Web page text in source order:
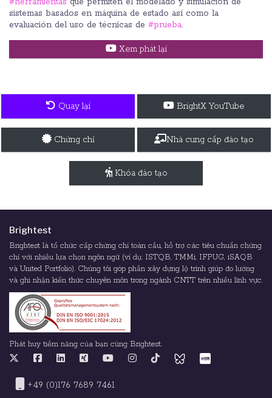
sistemas basados en máquina de estado así como la
evaluación del uso de técnicas de #prueba.
Xem phát lại
Quay lại BrightX YouTube
Chứng chỉ Nhà cung cấp đào tạo
Khóa đào tạo
Brightest
Brightest là tổ chức cấp chứng chỉ toàn cầu, hỗ trợ các tiêu chuẩn chứng
chỉ với nhiều lựa chọn ngôn ngữ (ví dụ: ISTQB, TMMi, IFPUG, iSAQB
và United Portfolio). Chúng tôi góp phần xây dựng lộ trình giúp đo lường
và ghi nhận kiến thức chuyên môn trong ngành CNTT trên nhiều lĩnh vực.
Phát huy tiềm năng của bạn cùng Brightest.
+49 (0)176 7689 7461